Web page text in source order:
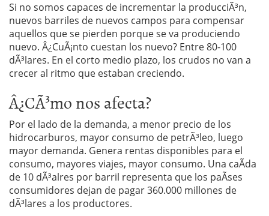
Si no somos capaces de incrementar la producciÃ³n,
nuevos barriles de nuevos campos para compensar
aquellos que se pierden porque se va produciendo
nuevo. Â¿CuÃ¡nto cuestan los nuevo? Entre 80-100
dÃ³lares. En el corto medio plazo, los crudos no van a
crecer al ritmo que estaban creciendo.
Â¿CÃ³mo nos afecta?
Por el lado de la demanda, a menor precio de los
hidrocarburos, mayor consumo de petrÃ³leo, luego
mayor demanda. Genera rentas disponibles para el
consumo, mayores viajes, mayor consumo. Una caÃ­da
de 10 dÃ³alres por barril representa que los paÃ­ses
consumidores dejan de pagar 360.000 millones de
dÃ³lares a los productores.